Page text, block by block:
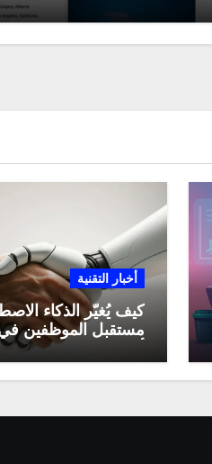
أخبار التقنية
كيف يُغيّر الذكاء
أبرز التحولات المهنية